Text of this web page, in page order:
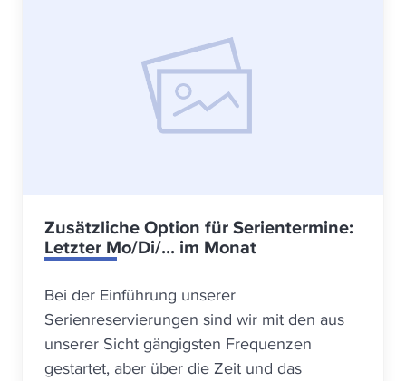
Zusätzliche Option für Serientermine:
Letzter Mo/Di/... im Monat
Bei der Einführung unserer
Serienreservierungen sind wir mit den aus
unserer Sicht gängigsten Frequenzen
gestartet, aber über die Zeit und das